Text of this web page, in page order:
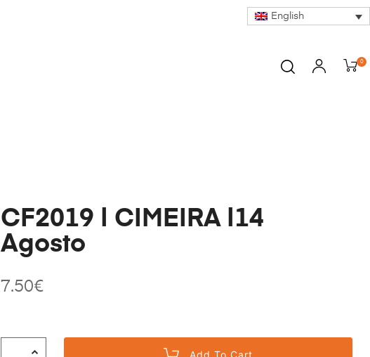
English
0
CF2019 | CIMEIRA |14
Agosto
7.50€
Add To Cart